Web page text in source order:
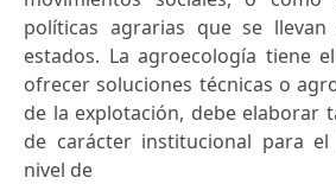
políticas agrarias que se
estados. La agroecología tiene
ofrecer soluciones técnicas o
de la explotación, debe elaborar
de carácter institucional para
nivel de